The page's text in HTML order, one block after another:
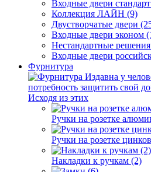
Входные двери
Коллекция ЛАЙН (9)
Двустворчатые двери
Входные двери эконом
Нестандартные
Входные двери
Фурнитура
Издавна у
потребность защитить свой
Исходя из этих
Ручки на розетке
Ручки на розетке
Накладки к ручкам (2)